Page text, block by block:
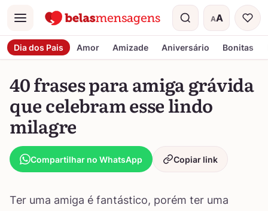
Menu AA
Tamanho do
Dia dos Pais Amor Amizade Aniversário Bonitas
40 frases para amiga grávida
que celebram esse lindo
milagre
Compartilhar no WhatsApp Copiar link
Ter uma amiga é fantástico, porém ter uma